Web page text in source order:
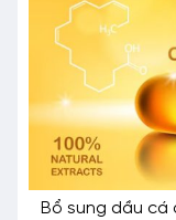
Bổ sung dầu